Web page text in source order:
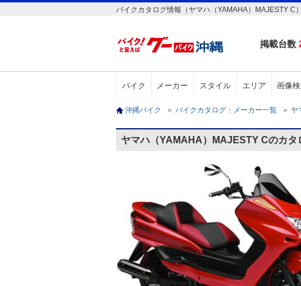
バイクカタログ情報（ヤマハ（YAMAHA）MAJESTY C）
掲載台数
バイク メーカー スタイル エリア 画像
沖縄バイク ＞ バイクカタログ：メーカー一覧 ＞ ヤ
ヤマハ（YAMAHA）MAJESTY Cのカタ